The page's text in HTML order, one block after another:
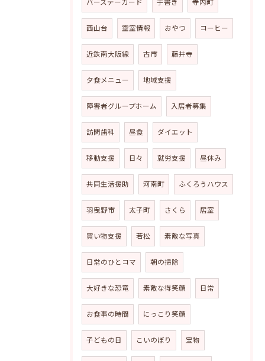
バースデーカード 手書き 寺内町
西山台 空室情報 おやつ コーヒー
近鉄南大阪線 古市 藤井寺
夕食メニュー 地域支援
障害者グループホーム 入居者募集
訪問歯科 昼食 ダイエット
移動支援 日々 就労支援 昼休み
共同生活援助 河南町 ふくろうハウス
羽曳野市 太子町 さくら 居室
買い物支援 若松 素敵な写真
日常のひとコマ 朝の掃除
大好きな恐竜 素敵な得笑顔 日常
お食事の時間 にっこり笑顔
子どもの日 こいのぼり 宝物